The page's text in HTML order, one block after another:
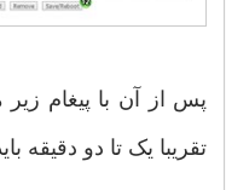
پس از آن با پیغام
تقریبا یک تا دو دقیقه